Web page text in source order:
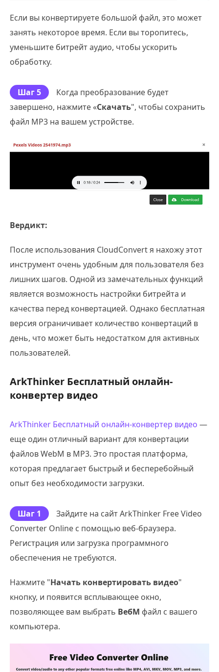
Если вы конвертируете большой файл, это может
занять некоторое время. Если вы торопитесь,
уменьшите битрейт аудио, чтобы ускорить
обработку.
Шаг 5
Когда преобразование будет
завершено, нажмите «Скачать", чтобы сохранить
файл MP3 на вашем устройстве.
Вердикт:
После использования CloudConvert я нахожу этот
инструмент очень удобным для пользователя без
лишних шагов. Одной из замечательных функций
является возможность настройки битрейта и
качества перед конвертацией. Однако бесплатная
версия ограничивает количество конвертаций в
день, что может быть недостатком для активных
пользователей.
ArkThinker Бесплатный онлайн-
конвертер видео
ArkThinker Бесплатный онлайн-конвертер видео —
еще один отличный вариант для конвертации
файлов WebM в MP3. Это простая платформа,
которая предлагает быстрый и бесперебойный
опыт без необходимости загрузки.
Шаг 1
Зайдите на сайт ArkThinker Free Video
Converter Online с помощью веб-браузера.
Регистрация или загрузка программного
обеспечения не требуются.
Нажмите "Начать конвертировать видео"
кнопку, и появится всплывающее окно,
позволяющее вам выбрать ВебМ файл с вашего
компьютера.